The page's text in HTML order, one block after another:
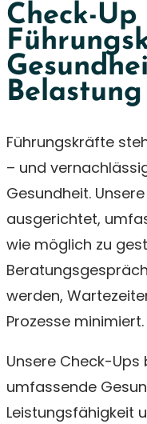
Check-
Belastung
Führungskräfte
– und
Gesundheit.
ausgerichtet,
wie möglich zu
werden,
Prozesse minimiert.
Unsere Check-
umfassende
Leistungsfähigkeit